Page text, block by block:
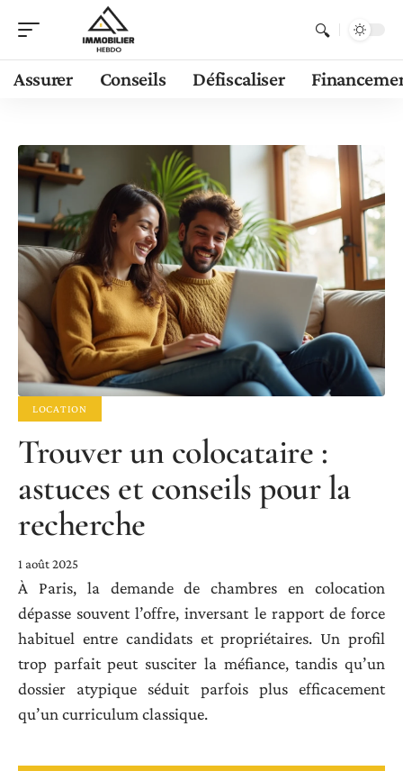
Assurer Conseils Défiscaliser
LOCATION
Trouver un colocataire :
astuces et conseils pour la
recherche
1 août 2025
À Paris, la demande de chambres en colocation
dépasse souvent l’offre, inversant le rapport de force
habituel entre candidats et propriétaires. Un profil
trop parfait peut susciter la méfiance, tandis qu’un
dossier atypique séduit parfois plus efficacement
qu’un curriculum classique.